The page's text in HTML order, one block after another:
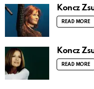
Koncz
READ MORE
Koncz
READ MORE